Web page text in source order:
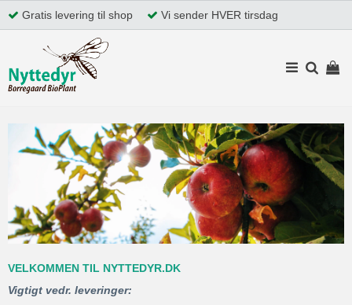
Gratis levering til shop Vi sender HVER tirsdag
VELKOMMEN TIL NYTTEDYR.DK
Vigtigt vedr. leveringer: